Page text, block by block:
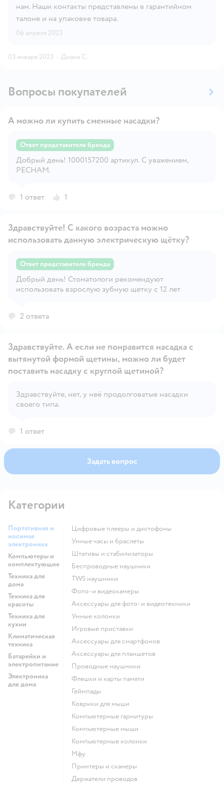
нам. Наши контакты представлены в гарантийном
талоне и на упаковке товара.
06 апреля 2023
03 января 2023 · Диана С.
Вопросы покупателей
Открыть вопрос
А можно ли купить сменные насадки?
Ответ представителя бренда
Добрый день! 1000157200 артикул. С уважением,
PECHAM.
1 ответ 1
Здравствуйте! С какого возраста можно
использовать данную электрическую щётку?
Ответ представителя бренда
Добрый день! Стоматологи рекомендуют
использовать взрослую зубную щетку с 12 лет
2 ответа
Открыть вопрос
Здравствуйте. А если не понравится насадка с
вытянутой формой щетины, можно ли будет
поставить насадку с круглой щетиной?
Здравствуйте, нет, у неё продолговатые насадки
своего типа.
1 ответ
Задать вопрос
Категории
Портативная и
носимая
электроника
Компьютеры и
комплектующие
Техника для
дома
Техника для
красоты
Техника для
кухни
Климатическая
техника
Батарейки и
электропитание
Электроника
для дома
цифровые плееры и диктофоны
умные часы и браслеты
штативы и стабилизаторы
беспроводные наушники
TWS наушники
фото- и видеокамеры
аксессуары для фото- и видеотехники
умные колонки
игровые приставки
аксессуары для смартфонов
аксессуары для планшетов
проводные наушники
флешки и карты памяти
геймпады
коврики для мыши
компьютерные гарнитуры
компьютерные мыши
компьютерные колонки
мфу
принтеры и сканеры
держатели проводов